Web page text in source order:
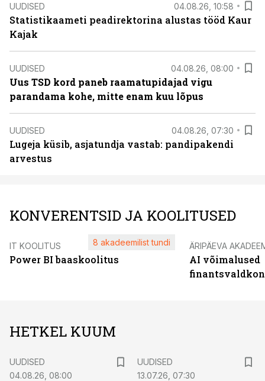
UUDISED 04.08.26, 10:58
Statistikaameti peadirektorina alustas tööd Kaur
Kajak
UUDISED 04.08.26, 08:00
Uus TSD kord paneb raamatupidajad vigu
parandama kohe, mitte enam kuu lõpus
UUDISED 04.08.26, 07:30
Lugeja küsib, asjatundja vastab: pandipakendi
arvestus
KONVERENTSID JA KOOLITUSED
IT KOOLITUS
Power BI baaskoolitus
8 akadeemilist tundi ÄRIPÄEVA
AI võimalused
HETKEL KUUM
UUDISED
04.08.26, 08:00
UUDISED
13.07.26, 07:30